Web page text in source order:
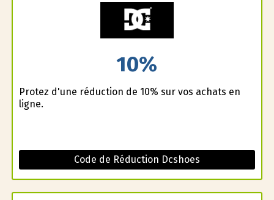
10%
Profitez d'une réduction de 10% sur vos achats en
ligne.
Code de Réduction Dcshoes